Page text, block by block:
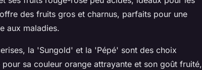
des fruits gros et charnus, parfaits pour une
aux maladies.
la 'Sungold' et la 'Pépé' sont des choix
sa couleur orange attrayante et son goût fruité,